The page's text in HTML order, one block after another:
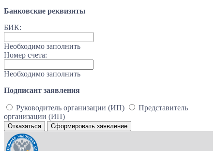
Банковские реквизиты
БИК:
Необходимо заполнить
Номер счета:
Необходимо заполнить
Подписант заявления
Руководитель организации (ИП)
Представитель
организации (ИП)
Отказаться Сформировать заявление